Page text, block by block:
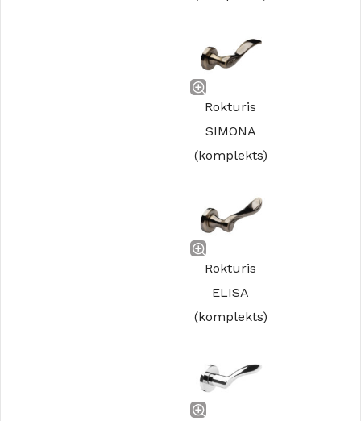
Rokturis
SIMONA
(komplekts)
Rokturis
ELISA
(komplekts)